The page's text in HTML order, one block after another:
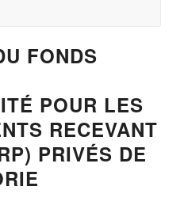
FONDS
POUR LES
RECEVANT
PRIVÉS DE